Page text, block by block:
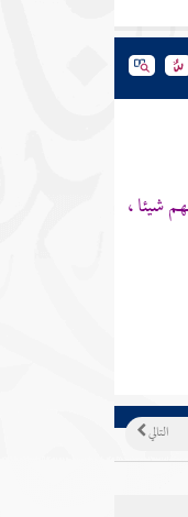
شيئا ،
التالي